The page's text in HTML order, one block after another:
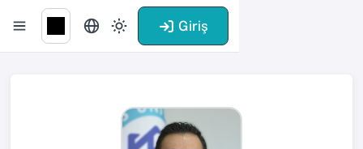
Giriş